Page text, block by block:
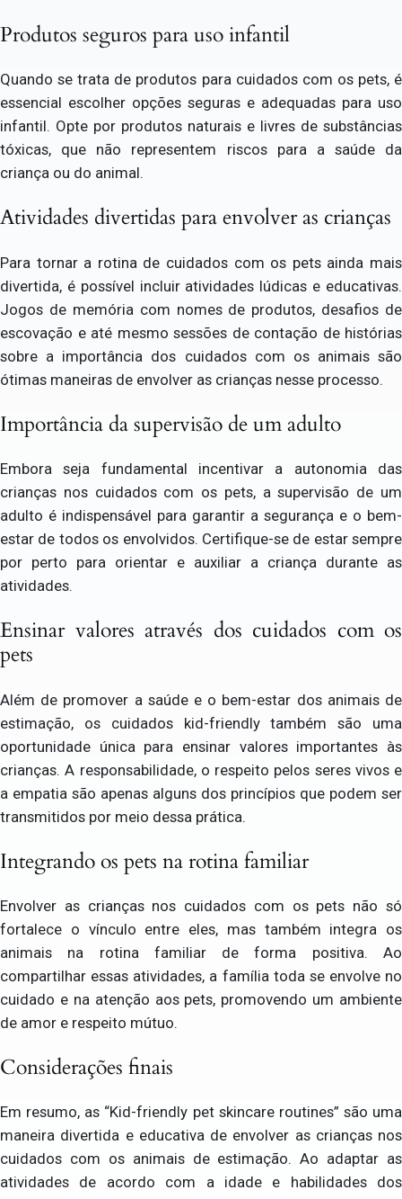
Produtos seguros para uso infantil
Quando se trata de produtos para cuidados com os pets, é
essencial escolher opções seguras e adequadas para uso
infantil. Opte por produtos naturais e livres de substâncias
tóxicas, que não representem riscos para a saúde da
criança ou do animal.
Atividades divertidas para envolver as crianças
Para tornar a rotina de cuidados com os pets ainda mais
divertida, é possível incluir atividades lúdicas e educativas.
Jogos de memória com nomes de produtos, desafios de
escovação e até mesmo sessões de contação de histórias
sobre a importância dos cuidados com os animais são
ótimas maneiras de envolver as crianças nesse processo.
Importância da supervisão de um adulto
Embora seja fundamental incentivar a autonomia das
crianças nos cuidados com os pets, a supervisão de um
adulto é indispensável para garantir a segurança e o bem-
estar de todos os envolvidos. Certifique-se de estar sempre
por perto para orientar e auxiliar a criança durante as
atividades.
Ensinar valores através dos cuidados com os
pets
Além de promover a saúde e o bem-estar dos animais de
estimação, os cuidados kid-friendly também são uma
oportunidade única para ensinar valores importantes às
crianças. A responsabilidade, o respeito pelos seres vivos e
a empatia são apenas alguns dos princípios que podem ser
transmitidos por meio dessa prática.
Integrando os pets na rotina familiar
Envolver as crianças nos cuidados com os pets não só
fortalece o vínculo entre eles, mas também integra os
animais na rotina familiar de forma positiva. Ao
compartilhar essas atividades, a família toda se envolve no
cuidado e na atenção aos pets, promovendo um ambiente
de amor e respeito mútuo.
Considerações finais
Em resumo, as “Kid-friendly pet skincare routines” são uma
maneira divertida e educativa de envolver as crianças nos
cuidados com os animais de estimação. Ao adaptar as
atividades de acordo com a idade e habilidades dos